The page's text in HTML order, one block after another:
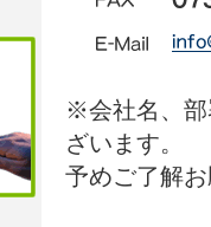
※会社名、部
ざいます。
予めご了解